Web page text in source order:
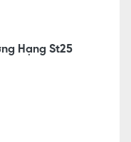
Hạng St25